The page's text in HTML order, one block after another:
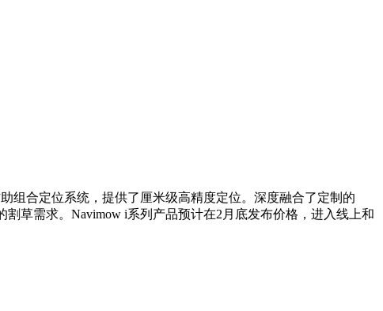
组合定位系统，提供了厘米级高精度定位。深度融合了定制的
草需求。Navimow i系列产品预计在2月底发布价格，进入线上和